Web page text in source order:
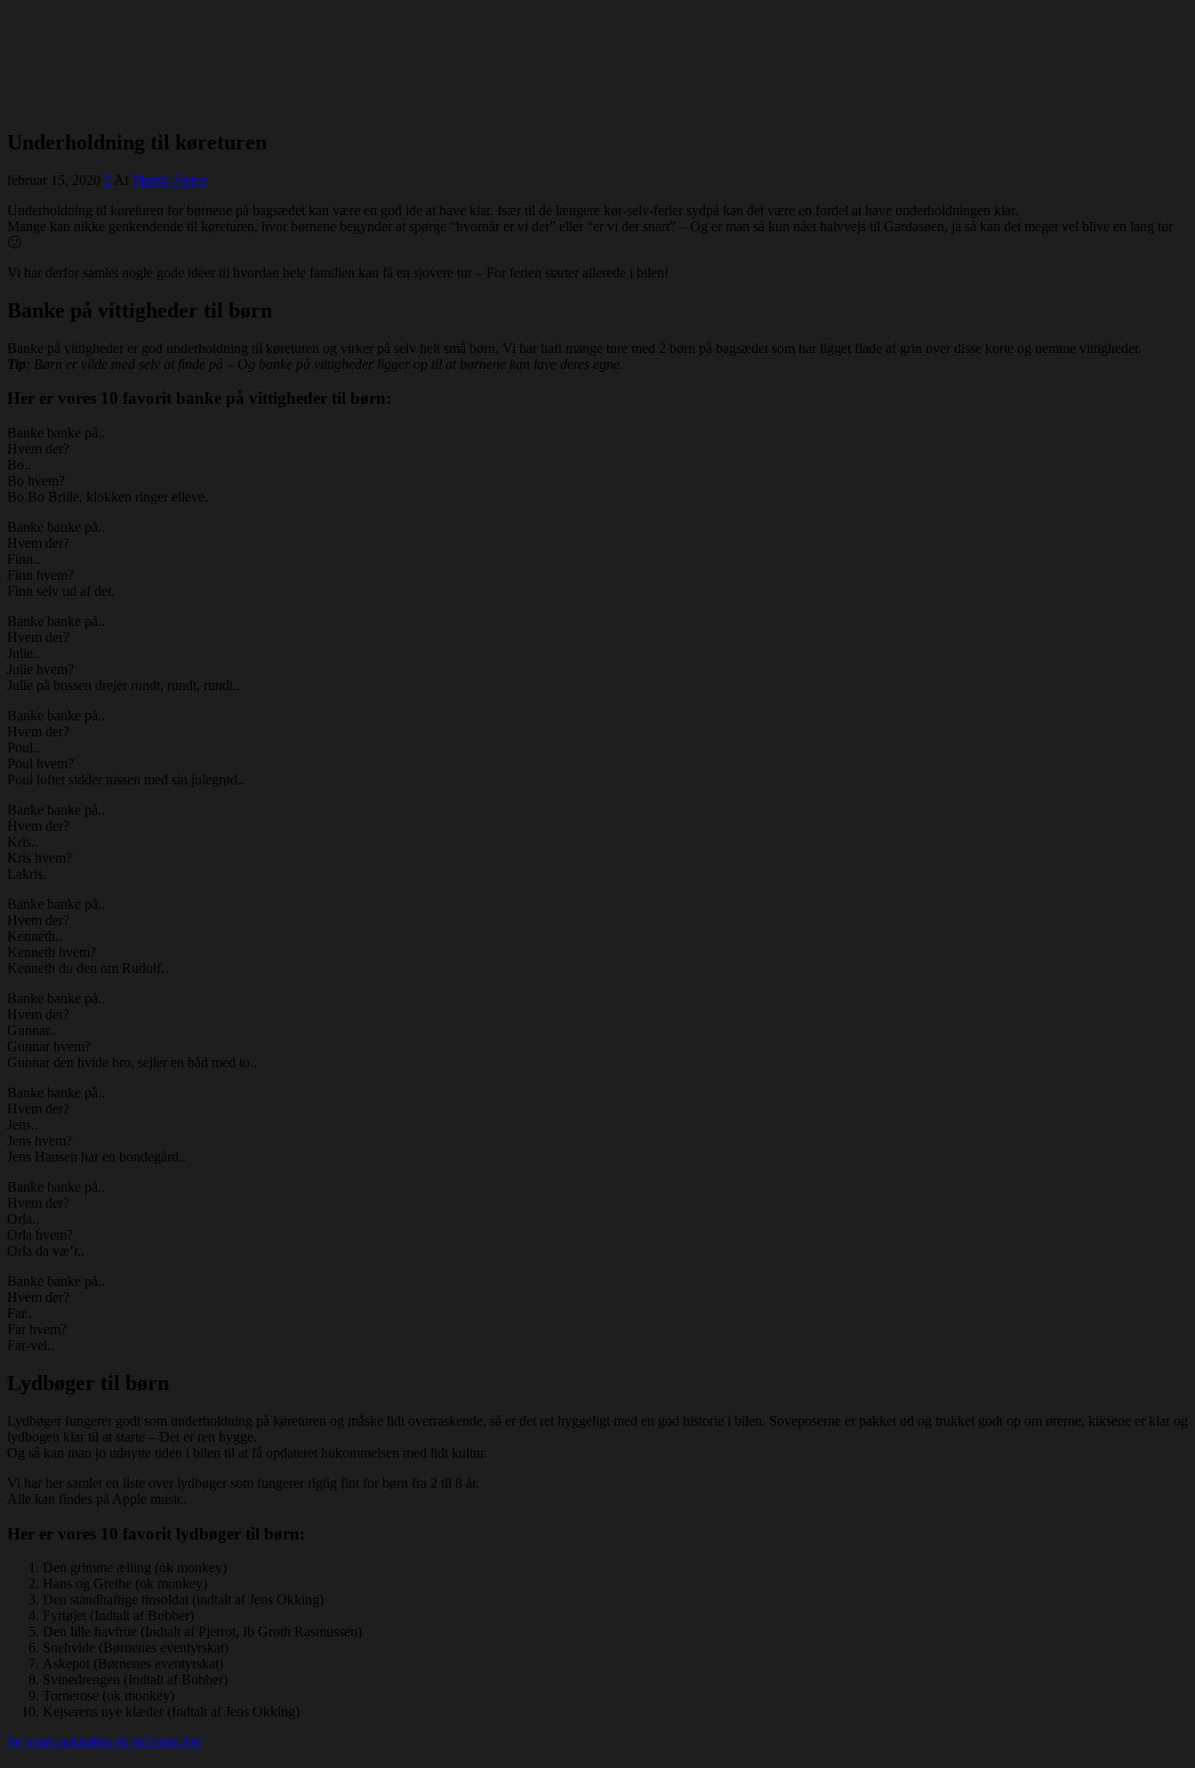
Underholdning til køreturen
februar 15, 2020 2 Af Martin Fisker
Underholdning til køreturen for børnene på bagsædet kan være en god ide at have klar. Især til de længere kør-selv-ferier sydpå kan det være en fordel at have underholdningen klar.
Mange kan nikke genkendende til køreturen, hvor børnene begynder at spørge “hvornår er vi der” eller “er vi der snart” – Og er man så kun nået halvvejs til Gardasøen, ja så kan det meget vel blive en lang tur
🙂
Vi har derfor samlet nogle gode ideer til hvordan hele familien kan få en sjovere tur – For ferien starter allerede i bilen!
Banke på vittigheder til børn
Banke på vittigheder er god underholdning til køreturen og virker på selv helt små børn. Vi har haft mange ture med 2 børn på bagsædet som har ligget flade af grin over disse korte og nemme vittigheder.
Tip : Børn er vilde med selv at finde på – Og banke på vittigheder ligger op til at børnene kan lave deres egne.
Her er vores 10 favorit banke på vittigheder til børn:
Banke banke på..
Hvem der?
Bo..
Bo hvem?
Bo Bo Brille, klokken ringer elleve.
Banke banke på..
Hvem der?
Finn..
Finn hvem?
Finn selv ud af det.
Banke banke på..
Hvem der?
Julie..
Julie hvem?
Julie på bussen drejer rundt, rundt, rundt..
Banke banke på..
Hvem der?
Poul..
Poul hvem?
Poul loftet sidder nissen med sin julegrød..
Banke banke på..
Hvem der?
Kris..
Kris hvem?
Lakris.
Banke banke på..
Hvem der?
Kenneth..
Kenneth hvem?
Kenneth du den om Rudolf..
Banke banke på..
Hvem der?
Gunnar..
Gunnar hvem?
Gunnar den hvide bro, sejler en båd med to..
Banke banke på..
Hvem der?
Jens..
Jens hvem?
Jens Hansen har en bondegård..
Banke banke på..
Hvem der?
Orla..
Orla hvem?
Orla da væ’r..
Banke banke på..
Hvem der?
Far..
Far hvem?
Far-vel..
Lydbøger til børn
Lydbøger fungerer godt som underholdning på køreturen og måske lidt overraskende, så er det ret hyggeligt med en god historie i bilen. Soveposerne er pakket ud og trukket godt op om ørerne, kiksene er klar og
lydbogen klar til at starte – Det er ren hygge.
Og så kan man jo udnytte tiden i bilen til at få opdateret hukommelsen med lidt kultur.
Vi har her samlet en liste over lydbøger som fungerer rigtig fint for børn fra 2 til 8 år.
Alle kan findes på Apple music.
Her er vores 10 favorit lydbøger til børn:
Den grimme ælling (ok monkey)
Hans og Grethe (ok monkey)
Den standhaftige tinsoldat (indtalt af Jens Okking)
Fyrtøjet (Indtalt af Bubber)
Den lille havfrue (Indtalt af Pjerrot, Ib Groth Rasmussen)
Snehvide (Børnenes eventyrskat)
Askepot (Børnenes eventyrskat)
Svinedrengen (Indtalt af Bubber)
Tornerose (ok monkey)
Kejserens nye klæder (Indtalt af Jens Okking)
Se vores pakkeliste til skiferien her